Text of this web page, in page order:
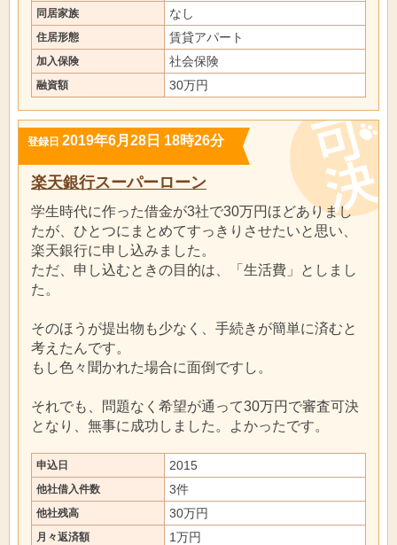
同居家族 なし
住居形態 賃貸アパート
加入保険 社会保険
融資額 30万円
登録日 2019年6月28日 18時26分
楽天銀行スーパーローン
学生時代に作った借金が3社で30万円ほどありまし
たが、ひとつにまとめてすっきりさせたいと思い、
楽天銀行に申し込みました。
ただ、申し込むときの目的は、「生活費」としまし
た。
そのほうが提出物も少なく、手続きが簡単に済むと
考えたんです。
もし色々聞かれた場合に面倒ですし。
それでも、問題なく希望が通って30万円で審査可決
となり、無事に成功しました。よかったです。
申込日 2015
他社借入件数 3件
他社残高 30万円
月々返済額 1万円